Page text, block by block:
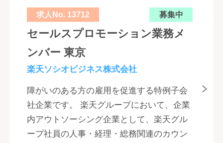
求人No. 13712 募集中
セールスプロモーション業務メ
ンバー 東京
楽天ソシオビジネス株式会社
障がいのある方の雇用を促進する特例子会
社企業です。 楽天グループにおいて、企業
内アウトソーシング企業として、楽天グル
ープ社員の人事・経理・総務関連のカウン